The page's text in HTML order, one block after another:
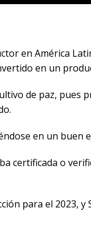
en América
en un
de paz,
en un buen
certificada o
para el 2023,